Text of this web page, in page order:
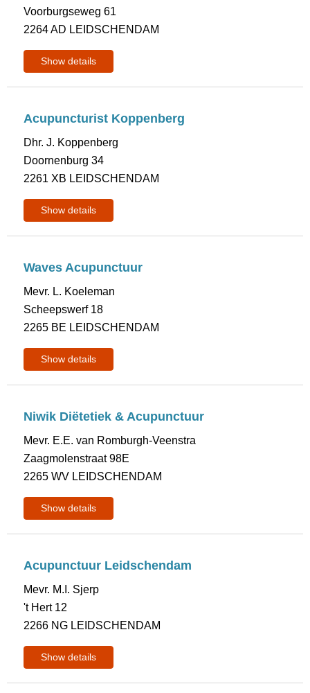
Voorburgseweg 61
2264 AD LEIDSCHENDAM
Show details
Acupuncturist Koppenberg
Dhr. J. Koppenberg
Doornenburg 34
2261 XB LEIDSCHENDAM
Show details
Waves Acupunctuur
Mevr. L. Koeleman
Scheepswerf 18
2265 BE LEIDSCHENDAM
Show details
Niwik Diëtetiek & Acupunctuur
Mevr. E.E. van Romburgh-Veenstra
Zaagmolenstraat 98E
2265 WV LEIDSCHENDAM
Show details
Acupunctuur Leidschendam
Mevr. M.I. Sjerp
't Hert 12
2266 NG LEIDSCHENDAM
Show details